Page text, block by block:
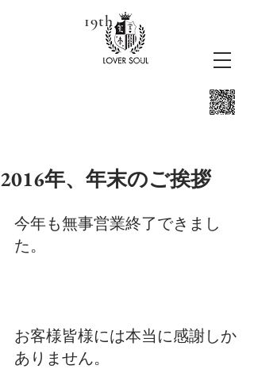
19th
2016年、年末のご挨拶
今年も無事営業終了できまし
た。
お客様皆様には本当に感謝しか
ありません。